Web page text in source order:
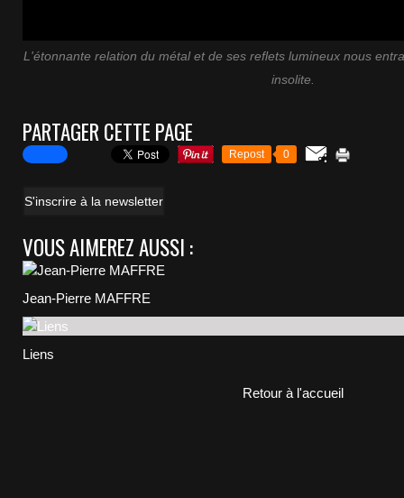
L'étonnante relation du métal et de ses reflets lumineux nous
insolite.
PARTAGER CETTE PAGE
Repost 0
S'inscrire à la newsletter
VOUS AIMEREZ AUSSI :
Jean-Pierre MAFFRE
Liens
Retour à l'accueil